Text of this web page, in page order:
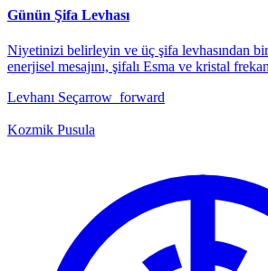
Günün Şifa Levhası
Niyetinizi belirleyin ve üç şifa levhasından
enerjisel mesajını, şifalı Esma ve kristal
Levhanı Seçarrow_forward
Kozmik Pusula